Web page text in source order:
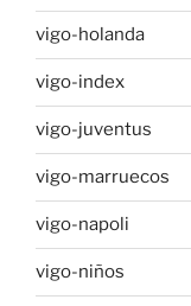
vigo-holanda
vigo-index
vigo-juventus
vigo-marruecos
vigo-napoli
vigo-niños